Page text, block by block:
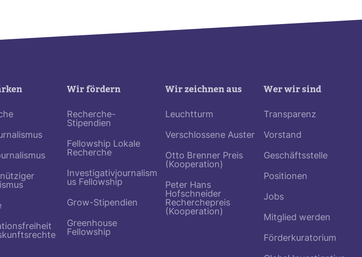
Wir fördern
Recherche-
Stipendien
Fellowship Lokale
Recherche
Investigativjournalism
us Fellowship
Grow-Stipendien
Greenhouse
Fellowship
Wir zeichnen aus
Leuchtturm
Verschlossene Auster
Otto Brenner Preis
(Kooperation)
Peter Hans
Hofschneider
Recherchepreis
(Kooperation)
Wer wir sind
Transparenz
Vorstand
Geschäftsstelle
Positionen
Jobs
Mitglied werden
Förderkuratorium